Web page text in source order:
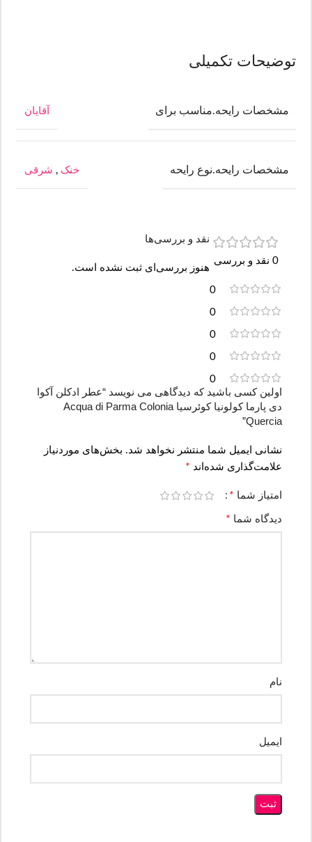
توضیحات تکمیلی
مشخصات رایحه.مناسب برای آقایان
مشخصات رایحه.نوع رایحه خنک , شرقی
0 نقد و بررسی
0
0
0
0
0
نقد و بررسی‌ها
هنوز بررسی‌ای ثبت نشده است.
اولین کسی باشید که دیدگاهی می نویسد “عطر ادکلن آکوا
دی پارما کولونیا کوئرسیا Acqua di Parma Colonia
Quercia”
نشانی ایمیل شما منتشر نخواهد شد. بخش‌های موردنیاز
علامت‌گذاری شده‌اند *
امتیاز شما *
دیدگاه شما *
نام
ایمیل